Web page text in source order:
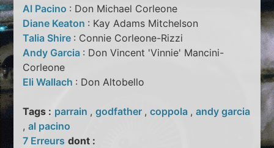
Al Pacino : Don Michael Corleone
Diane Keaton : Kay Adams Mitchelson
Talia Shire : Connie Corleone-Rizzi
Andy Garcia : Don Vincent 'Vinnie' Mancini-
Corleone
Eli Wallach : Don Altobello
Tags : parrain ,godfather ,coppola ,andy garcia
,al pacino
7 Erreurs dont :